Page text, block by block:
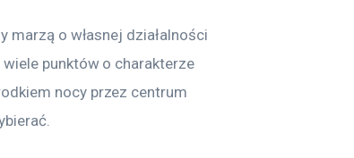
marzą o własnej działalności
punktów o charakterze
nocy przez centrum